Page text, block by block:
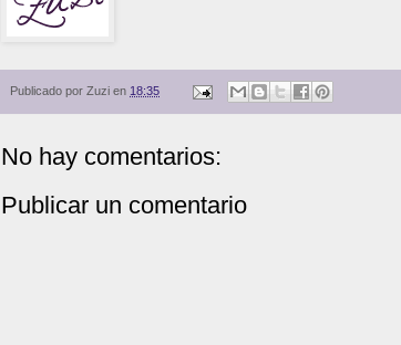
Publicado por Zuzi en 18:35
No hay comentarios:
Publicar un comentario